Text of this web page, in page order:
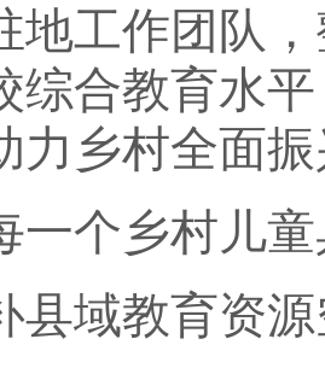
地工作团队
综合教育水
力乡村全面
一个乡村儿
县域教育资